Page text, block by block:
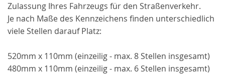
Zulassung Ihres Fahrzeugs für den Straßenverkehr.
Je nach Maße des Kennzeichens finden unterschiedlich
viele Stellen darauf Platz:
520mm x 110mm (einzeilig - max. 8 Stellen insgesamt)
480mm x 110mm (einzeilig - max. 6 Stellen insgesamt)